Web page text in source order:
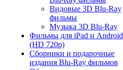
Видовые 3D Blu-Ray
фильмы
Музыка 3D Blu-Ray
Фильмы для iPad и Android
(HD 720p)
Сборники и подарочные
издания Blu-Ray фильмов